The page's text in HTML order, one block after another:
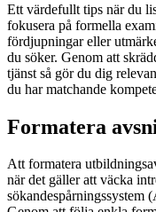
Ett värdefullt tips när du
fokusera på formella
fördjupningar eller
du söker. Genom att
tjänst så gör du dig
du har matchande
Formatera
Att formatera
när det gäller att väcka
sökandespårningssystem